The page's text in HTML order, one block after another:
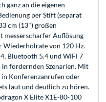
ganz an die eigenen
per Stift (separat
cm (13") großen
messerscharfer Auflösung
Wiederholrate von 120 Hz.
Bluetooth 5.4 und WiFi 7
fordernden Szenarien. Mit
Konferenzanrufen oder
laut und deutlich zu hören.
X Elite X1E-80-100